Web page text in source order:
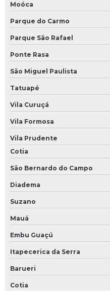
Moóca
Parque do Carmo
Parque São Rafael
Ponte Rasa
São Miguel Paulista
Tatuapé
Vila Curuçá
Vila Formosa
Vila Prudente
Cotia
São Bernardo do Campo
Diadema
Suzano
Mauá
Embu Guaçú
Itapecerica da Serra
Barueri
Cotia